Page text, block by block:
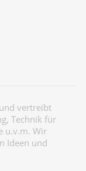
vertreibt
Technik für
u.v.m. Wir
Ideen und